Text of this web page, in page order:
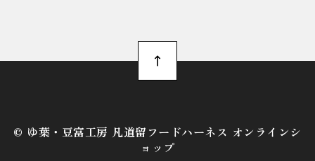
©︎ ゆ葉・豆富工房 凡道留フードハーネス オンラインシ
ョップ